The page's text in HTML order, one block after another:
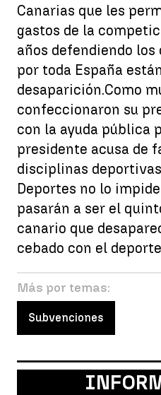
Canarias que les
gastos de la
años defendiendo
por toda España
desaparición.Como
confeccionaron su
con la ayuda pública
presidente acusa de
disciplinas
Deportes no lo
pasarán a ser el
canario que
cebado con el
Más por temas:
Subvenciones